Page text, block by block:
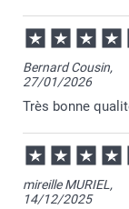
26/02/
10:53
Bonjour
Je vous
ravie
Format
Je vous
votre
Passez
Bernard Cousin,
27/01/2026
Très bonne
mireille MURIEL,
14/12/2025